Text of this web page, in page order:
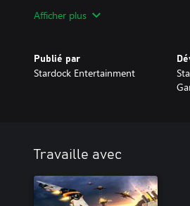
+ Crawford - Des parties rapides et
+ Sirotek - Cette petite carte
d’un canyon: des cibles faciles,
+ Walbright - De gigantesques
Afficher plus
Publié par
Stardock Entertainment
Travaille avec